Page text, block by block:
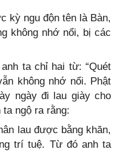
kỳ ngu độn tên là Bàn,
không nhớ nổi, bị các
ta chỉ hai từ: “Quét
không nhớ nổi. Phật
ngày đi lau giày cho
ngộ ra rằng:
lau được bằng khăn,
trí tuệ. Từ đó anh ta